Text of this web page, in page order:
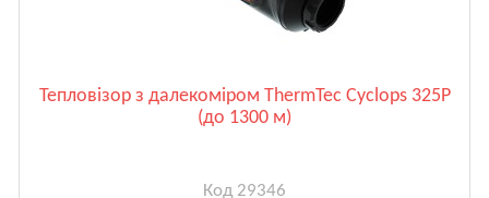
Тепловізор з далекоміром ThermTec Cyclops 325P
(до 1300 м)
Код 29346